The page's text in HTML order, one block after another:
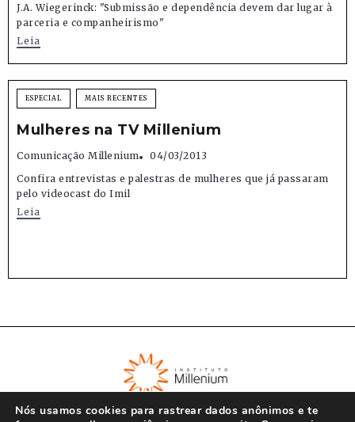
J.A. Wiegerinck: "Submissão e dependência devem dar lugar à
parceria e companheirismo"
Leia
ESPECIAL MAIS RECENTES
Mulheres na TV Millenium
Comunicação Millenium
04/03/2013
Confira entrevistas e palestras de mulheres que já passaram
pelo videocast do Imil
Leia
Nós usamos cookies para rastrear dados anônimos e te